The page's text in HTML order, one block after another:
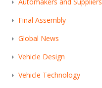
Final Assembly
Global News
Vehicle Design
Vehicle Technology